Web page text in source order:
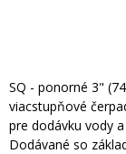
SQ - ponorné 3"
viacstupňové
pre dodávku vody
Dodávané so